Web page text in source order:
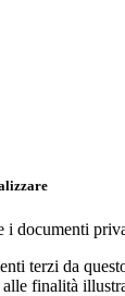
i documenti
terzi da
finalità